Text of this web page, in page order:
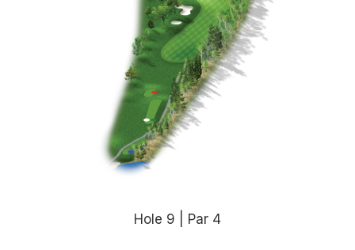
Hole 9 | Par 4